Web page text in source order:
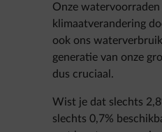
Onze
klimaatverandering
ook ons
generatie van onze
dus cruciaal.
Wist je dat slechts
slechts 0,7%